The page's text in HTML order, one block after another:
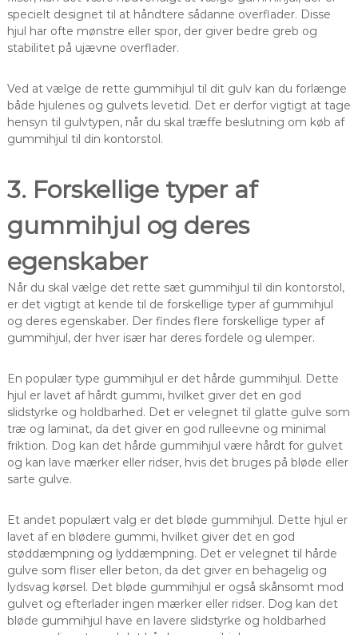
specielt designet til at håndtere sådanne overflader. Disse
hjul har ofte mønstre eller spor, der giver bedre greb og
stabilitet på ujævne overflader.
Ved at vælge de rette gummihjul til dit gulv kan du forlænge
både hjulenes og gulvets levetid. Det er derfor vigtigt at tage
hensyn til gulvtypen, når du skal træffe beslutning om køb af
gummihjul til din kontorstol.
3. Forskellige typer af
gummihjul og deres
egenskaber
Når du skal vælge det rette sæt gummihjul til din kontorstol,
er det vigtigt at kende til de forskellige typer af gummihjul
og deres egenskaber. Der findes flere forskellige typer af
gummihjul, der hver især har deres fordele og ulemper.
En populær type gummihjul er det hårde gummihjul. Dette
hjul er lavet af hårdt gummi, hvilket giver det en god
slidstyrke og holdbarhed. Det er velegnet til glatte gulve som
træ og laminat, da det giver en god rulleevne og minimal
friktion. Dog kan det hårde gummihjul være hårdt for gulvet
og kan lave mærker eller ridser, hvis det bruges på bløde eller
sarte gulve.
Et andet populært valg er det bløde gummihjul. Dette hjul er
lavet af en blødere gummi, hvilket giver det en god
støddæmpning og lyddæmpning. Det er velegnet til hårde
gulve som fliser eller beton, da det giver en behagelig og
lydsvag kørsel. Det bløde gummihjul er også skånsomt mod
gulvet og efterlader ingen mærker eller ridser. Dog kan det
bløde gummihjul have en lavere slidstyrke og holdbarhed